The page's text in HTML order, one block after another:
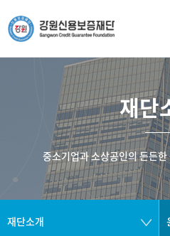
재단
중소기업과 소상공인의 든든
재단소개